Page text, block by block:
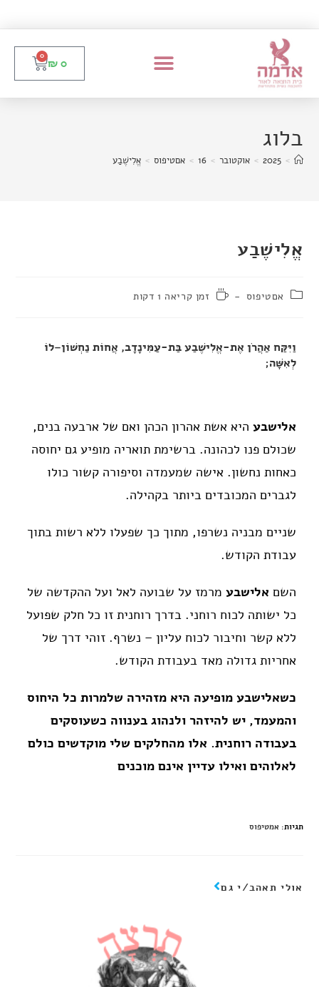
₪ 0
0
בלוג
>
2025
> אוקטובר >
16
> אםטיפוס > אֱלִישֶׁבַע
אֱלִישֶׁבַע
אםטיפוס זמן קריאה 1 דקות
וַיִּקַּח אַהֲרֹן אֶת-אֱלִישֶׁבַע בַּת-עַמִּינָדָב, אֲחוֹת נַחְשׁוֹן–לוֹ
לְאִשָּׁה;
אלישבע היא אשת אהרון הכהן ואם של ארבעה בנים,
שכולם פנו לכהונה. ברשימת תואריה מופיע גם יחוסה
כאחות נחשון. אישה שמעמדה וסיפורה קשור כולו
לגברים המכובדים ביותר בקהילה.
שניים מבניה נשרפו, מתוך כך שפעלו ללא רשות בתוך
עבודת הקודש.
השם אלישבע מרמז על שבועה לאל ועל ההקדשה של
כל ישותה לכוח רוחני. בדרך רוחנית זו כל חלק שפועל
ללא קשר וחיבור לכוח עליון – נשרף. זוהי דרך של
אחריות גדולה מאד בעבודת הקודש.
כשאלישבע מופיעה היא מזהירה שלמרות כל היחוס
והמעמד, יש להיזהר ולנהוג בענווה כשעוסקים
בעבודה רוחנית. אלו מהחלקים שלי מוקדשים כולם
לאלוהים ואילו עדיין אינם מוכנים
תגיות:אמטיפוס
אולי תאהב/י גם